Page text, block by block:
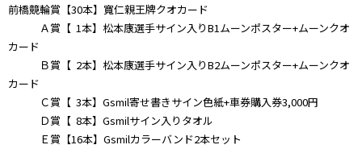
前橋競輪賞【30本】寬仁親王牌クオカード
Ａ賞【 1本】松本康選手サイン入りB1ムーンポスター+ムーンクオ
カード
Ｂ賞【 2本】松本康選手サイン入りB2ムーンポスター+ムーンクオ
カード
Ｃ賞【 3本】Gsmil寄せ書きサイン色紙+車券購入券3,000円
Ｄ賞【 8本】Gsmilサイン入りタオル
Ｅ賞【16本】Gsmilカラーバンド2本セット